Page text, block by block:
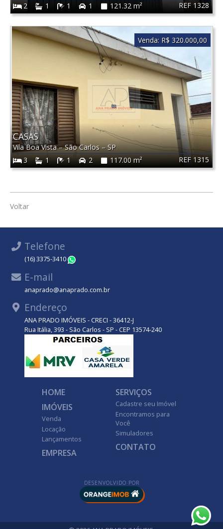
REF 1328
2
1 1 1 121.32 m²
REF 1315
CASAS
Vila Boa Vista–São Carlos–SP
3
1 1 2 117.00 m²
Venda: R$ 320.000,00
Voltar
Telefone
(16) 3375-3410
E-mail
anaprado@anaprado.com.br
Endereço
ANA PRADO IMÓVEIS - CRECI - 36412-J
Rua Itália, 393 - São Carlos - SP - CEP 13574-240
HOME
IMÓVEIS
Venda
Locação
Lançamentos
EMPRESA
SERVIÇOS
Cadastre seu Imóvel
Encontramos para
Você
Simuladores
CONTATO
DESENVOLVIDO POR